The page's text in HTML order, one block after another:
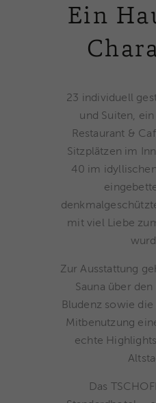
Ein
23 individuell
und Suiten,
Restaurant &
Sitzplätzen im
40 im
mit viel Liebe
Zur Ausstattung
Sauna über
Bludenz sowie
Mitbenutzung
echte
Das